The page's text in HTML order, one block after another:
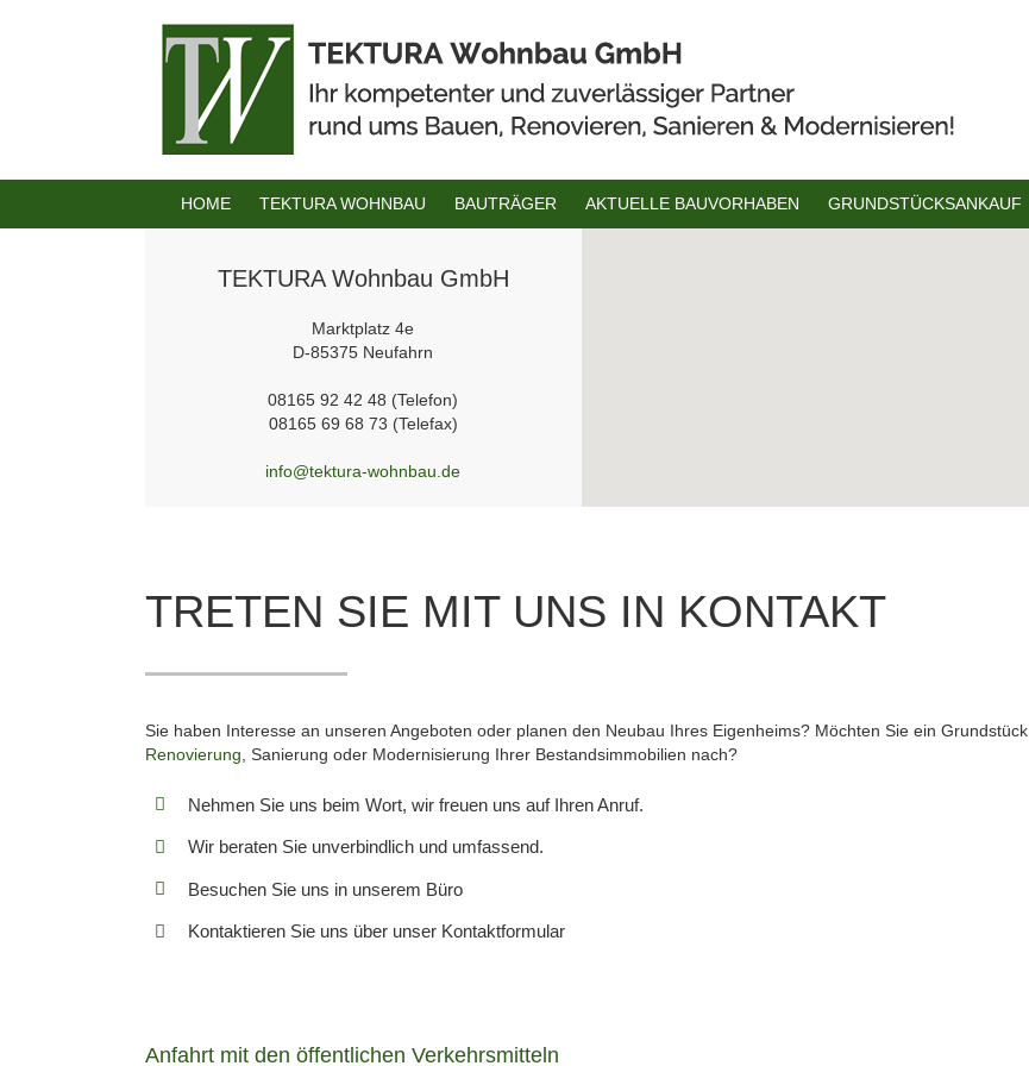
HOME TEKTURA WOHNBAU BAUTRÄGER AKTUELLE BAUVORHABEN GRUNDSTÜCKSANKAUF
TEKTURA Wohnbau GmbH
Marktplatz 4e
D-85375 Neufahrn
08165 92 42 48 (Telefon)
08165 69 68 73 (Telefax)
info@tektura-wohnbau.de
TRETEN SIE MIT UNS IN KONTAKT
Sie haben Interesse an unseren Angeboten oder planen den Neubau Ihres Eigenheims? Möchten Sie ein Grundstück
Renovierung , Sanierung oder Modernisierung Ihrer Bestandsimmobilien nach?
Nehmen Sie uns beim Wort, wir freuen uns auf Ihren Anruf.
Wir beraten Sie unverbindlich und umfassend.
Besuchen Sie uns in unserem Büro
Kontaktieren Sie uns über unser Kontaktformular
Anfahrt mit den öffentlichen Verkehrsmitteln